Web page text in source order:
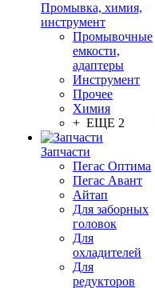
Промывка, химия,
инструмент
Промывочные
емкости,
адаптеры
Инструмент
Прочее
Химия
+ ЕЩЕ 2
Запчасти
Пегас Оптима
Пегас Авант
Айтап
Для заборных
головок
Для
охладителей
Для
редукторов